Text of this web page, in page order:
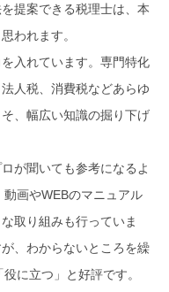
提案できる税理士は、本
われます。
入れています。専門特化
人税、消費税などあらゆ
、幅広い知識の掘り下げ
が聞いても参考になるよ
画やWEBのマニュアル
取り組みも行っていま
、わからないところを繰
に立つ」と好評です。